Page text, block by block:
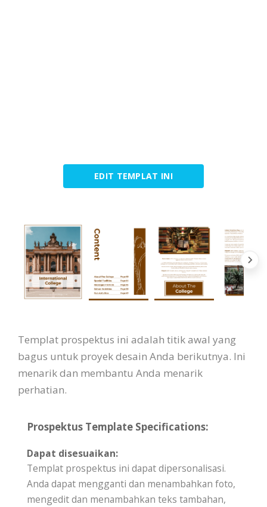
EDIT TEMPLAT INI
Templat prospektus ini adalah titik awal yang
bagus untuk proyek desain Anda berikutnya. Ini
menarik dan membantu Anda menarik
perhatian.
Prospektus Template Specifications:
Dapat disesuaikan:
Templat prospektus ini dapat dipersonalisasi.
Anda dapat mengganti dan menambahkan foto,
mengedit dan menambahkan teks tambahan,